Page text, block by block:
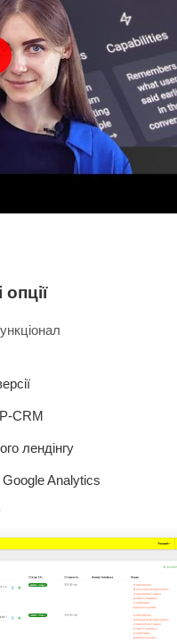
CRM
лендінгу
Google Analytics